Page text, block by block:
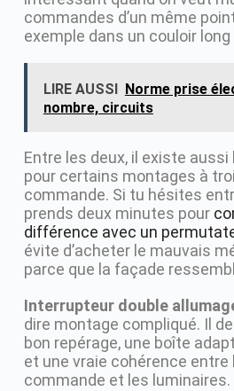
commandes d’un même
exemple dans un couloir
LIRE AUSSI
Norme prise
nombre, circuits
Entre les deux, il existe
pour certains montages à
commande. Si tu hésites
prends deux minutes pour
différence avec un
évite d’acheter le mauvais
parce que la façade
Interrupteur double
dire montage compliqué. Il
bon repérage, une boîte
et une vraie cohérence entre
commande et les luminaires.